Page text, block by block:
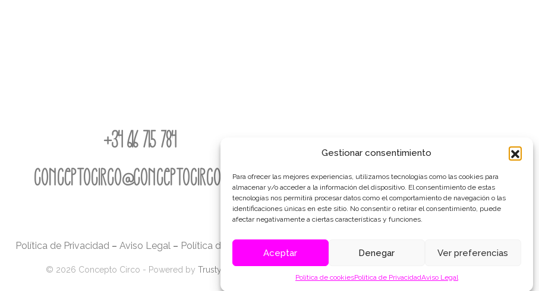
Gestionar consentimiento
Para ofrecer las mejores experiencias, utilizamos tecnologías como las cookies para
almacenar y/o acceder a la información del dispositivo. El consentimiento de estas
tecnologías nos permitirá procesar datos como el comportamiento de navegación o las
identificaciones únicas en este sitio. No consentir o retirar el consentimiento, puede
afectar negativamente a ciertas características y funciones.
Aceptar Denegar Ver preferencias
Política de cookiesPolítica de PrivacidadAviso Legal
+34 616 715 784
conceptocirco@conceptocirco.com
Política de Privacidad – Aviso Legal – Política de Cookies
© 2026 Concepto Circo - Powered by Trustynet